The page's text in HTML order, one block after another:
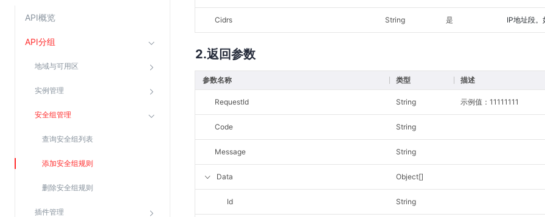
API概览
API分组
地域与可用区
实例管理
安全组管理
查询安全组列表
添加安全组规则
删除安全组规则
插件管理
大模型应用防火墙
高防IP(KAD)
DDoS原生高防
SSL证书管理
云安全中心
Cidrs String 是 IP地址段
返回参数
参数名称 类型 描述
RequestId String 示例值：11111111
Code String
Message String
Data Object[]
Id String